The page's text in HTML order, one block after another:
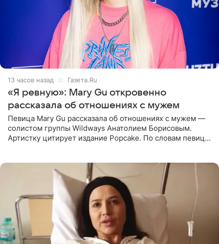
13 часов назад Газета.Ru
«Я ревную»: Mary Gu откровенно
рассказала об отношениях с мужем
Певица Mary Gu рассказала об отношениях с мужем —
солистом группы Wildways Анатолием Борисовым.
Артистку цитирует издание Popcake. По словам певицы,